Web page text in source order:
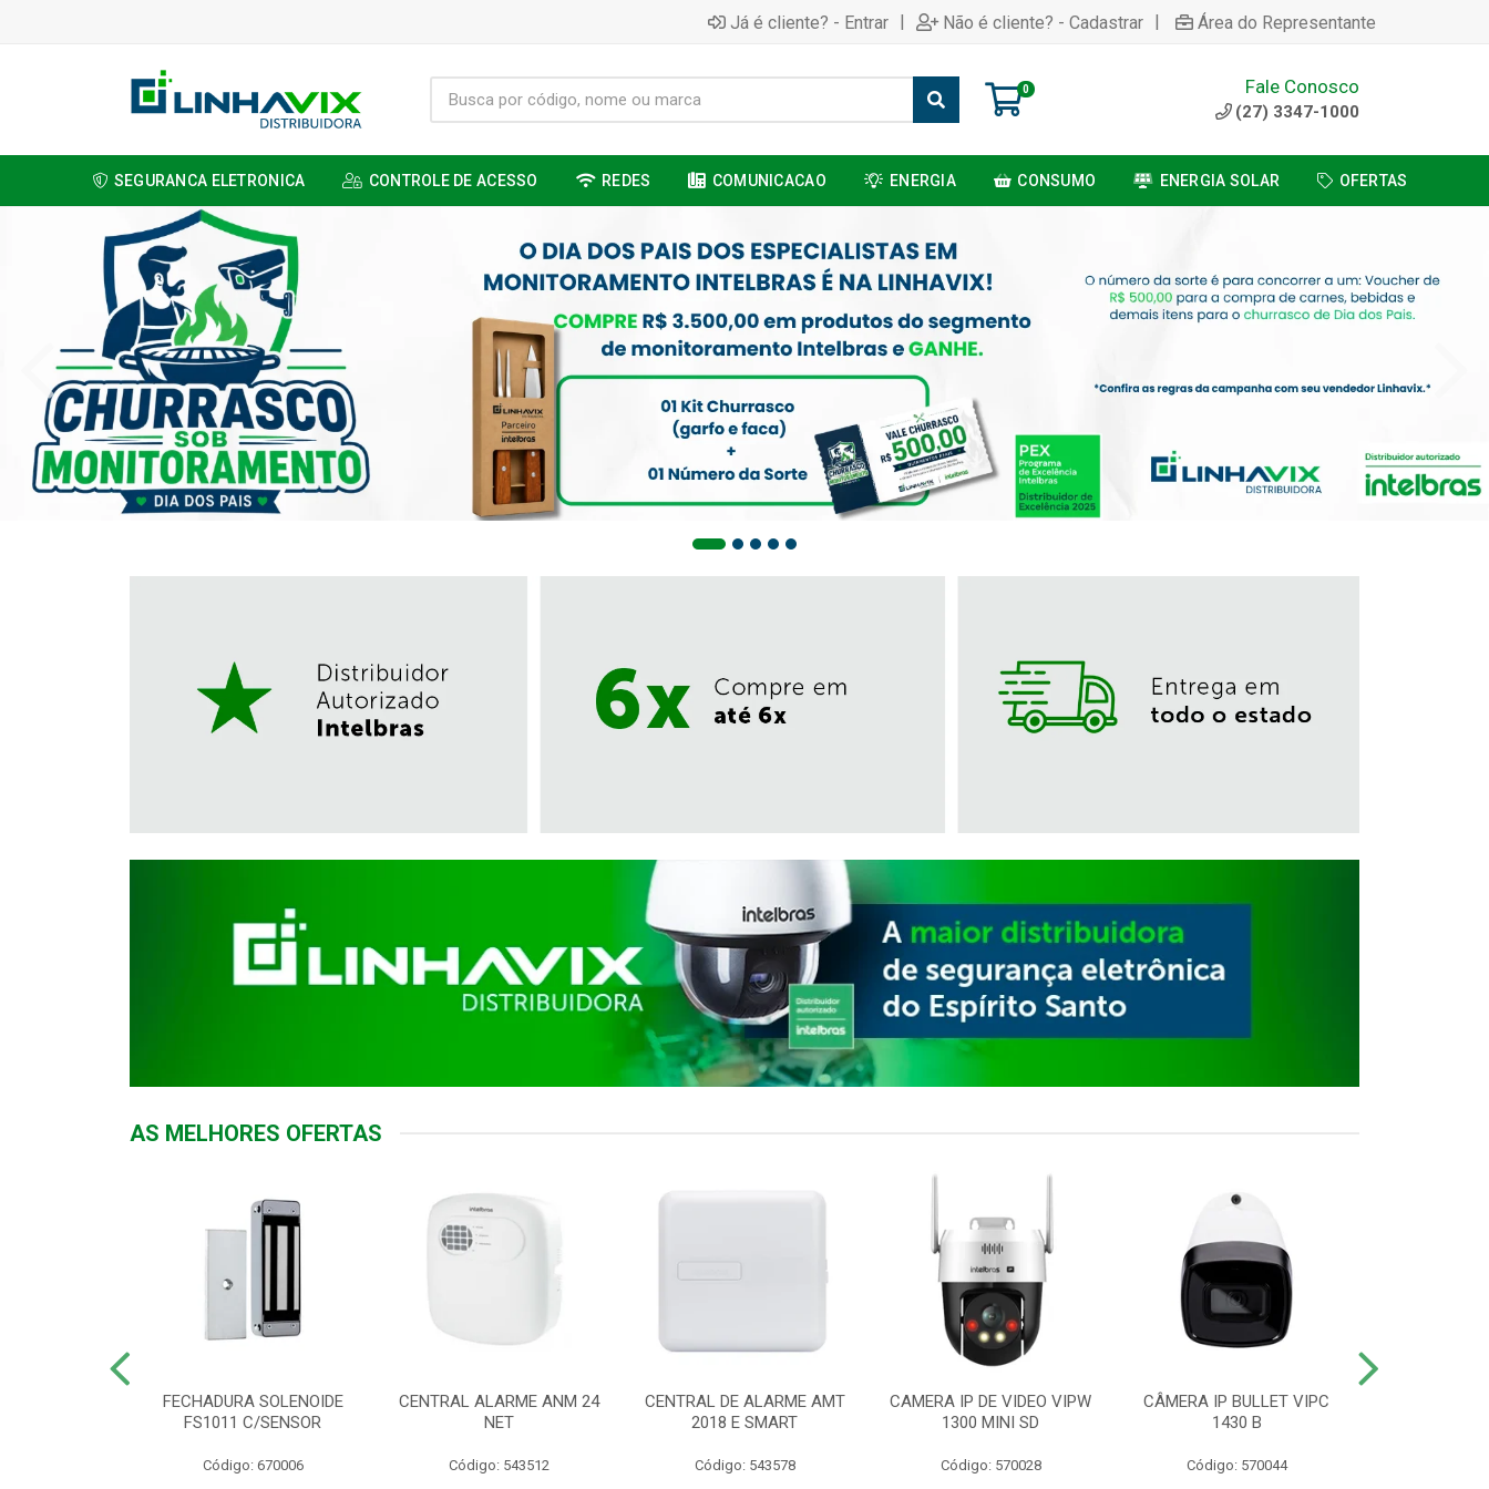
Já é cliente? - Entrar | Não é cliente? - Cadastrar | Área do Representante
0 Fale Conosco
(27) 3347-1000
SEGURANCA ELETRONICA CONTROLE DE ACESSO REDES COMUNICACAO ENERGIA CONSUMO ENERGIA SOLAR OFERTAS
AS MELHORES OFERTAS
FECHADURA SOLENOIDE
FS1011 C/SENSOR
Código: 670006
CENTRAL ALARME ANM 24
NET
Código: 543512
CENTRAL DE ALARME AMT
2018 E SMART
Código: 543578
CAMERA IP DE VIDEO VIPW
1300 MINI SD
Código: 570028
CÂMERA IP BULLET VIPC
1430 B
Código: 570044